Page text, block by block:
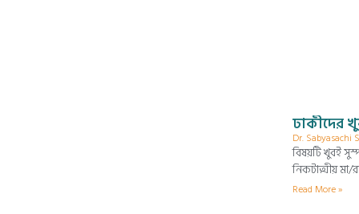
ঢাকীদের
Dr. Sabyasachi
বিষয়টি খুবই
নিকটাত্মীয়
Read More »